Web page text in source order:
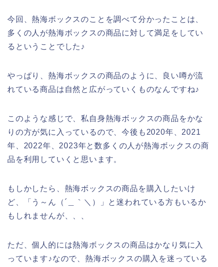
今回、熱海ボックスのことを調べて分かったことは、
多くの人が熱海ボックスの商品に対して満足をしてい
るということでした♪
やっぱり、熱海ボックスの商品のように、良い噂が流
れている商品は自然と広がっていくものなんですね♪
このような感じで、私自身熱海ボックスの商品をかな
りの方が気に入っているので、今後も2020年、2021
年、2022年、2023年と数多くの人が熱海ボックスの商
品を利用していくと思います。
もしかしたら、熱海ボックスの商品を購入したいけ
ど、「う～ん（´＿｀＼）」と迷われている方もいるか
もしれませんが、、、
ただ、個人的には熱海ボックスの商品はかなり気に入
っています♪なので、熱海ボックスの購入を迷っている